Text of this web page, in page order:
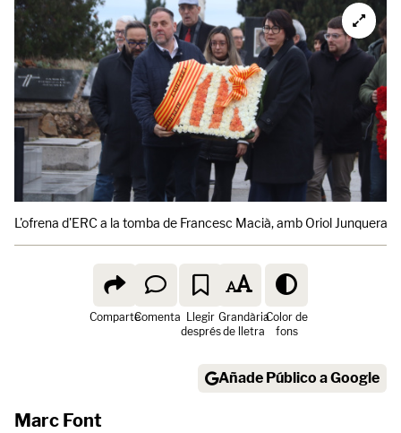
L'ofrena d'ERC a la tomba de Francesc Macià, amb Oriol Junqueras
ComparteComenta Llegir
després
Grandària
de lletra
Color de
fons
Añade Público a Google
Marc Font